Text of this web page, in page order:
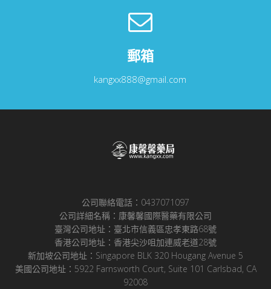
郵箱
kangxx888@gmail.com
公司聯絡電話：0437071097
公司詳細名稱：康馨馨國際醫藥有限公司
臺灣公司地址：臺北市信義區忠孝東路68號
香港公司地址：香港尖沙咀加連威老道28號
新加坡公司地址：Singapore BLK 320 Hougang Avenue 5
美國公司地址：5922 Farnsworth Court, Suite 101 Carlsbad, CA
92008